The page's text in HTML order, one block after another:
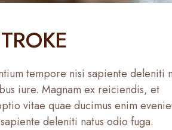
tempore nisi sapiente deleniti
iure. Magnam ex reiciendis, et
vitae quae ducimus enim
deleniti natus odio fuga.